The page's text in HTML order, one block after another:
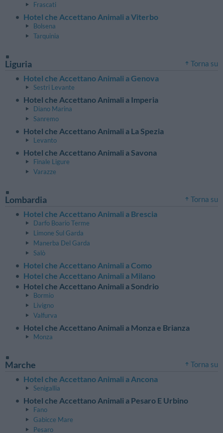
Frascati
Hotel che Accettano Animali a Viterbo
Bolsena
Tarquinia
Liguria Torna su
Hotel che Accettano Animali a Genova
Sestri Levante
Hotel che Accettano Animali a Imperia
Diano Marina
Sanremo
Hotel che Accettano Animali a La Spezia
Levanto
Hotel che Accettano Animali a Savona
Finale Ligure
Varazze
Lombardia Torna su
Hotel che Accettano Animali a Brescia
Darfo Boario Terme
Limone Sul Garda
Manerba Del Garda
Salò
Hotel che Accettano Animali a Como
Hotel che Accettano Animali a Milano
Hotel che Accettano Animali a Sondrio
Bormio
Livigno
Valfurva
Hotel che Accettano Animali a Monza e Brianza
Monza
Marche Torna su
Hotel che Accettano Animali a Ancona
Senigallia
Hotel che Accettano Animali a Pesaro E Urbino
Fano
Gabicce Mare
Pesaro